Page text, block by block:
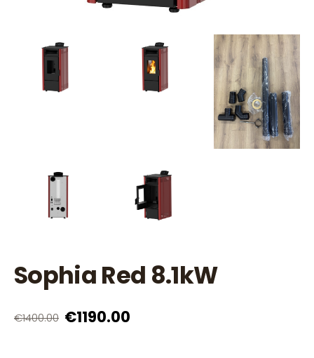
Sophia Red 8.1kW
€1400.00 €1190.00